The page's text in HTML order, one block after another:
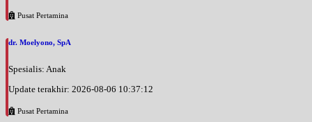
Pusat Pertamina
dr. Moelyono, SpA
Spesialis: Anak
Update terakhir: 2026-08-06 10:37:12
Pusat Pertamina